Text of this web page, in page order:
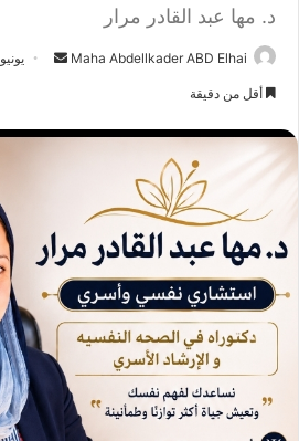
د. مها عبد القادر مرار
Maha Abdellkader ABD Elhai
ل
د
إ
ك
يونيو 5, 2026
أقل من دقيقة